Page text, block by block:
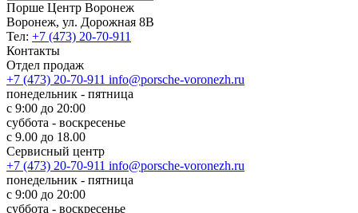
Порше Центр Воронеж
Воронеж, ул. Дорожная 8В
Тел: +7 (473) 20-70-911
Контакты
Отдел продаж
+7 (473) 20-70-911 info@porsche-voronezh.ru
понедельник - пятница
с 9:00 до 20:00
суббота - воскресенье
с 9.00 до 18.00
Сервисный центр
+7 (473) 20-70-911 info@porsche-voronezh.ru
понедельник - пятница
с 9:00 до 20:00
суббота - воскресенье